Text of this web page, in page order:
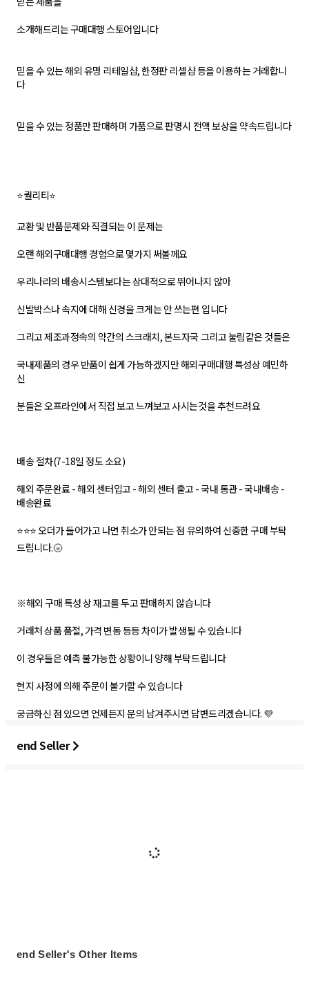
소개해드리는 구매대행 스토어입니다
믿을 수 있는 해외 유명 리테일샵, 한정판 리셀샵 등을 이용하는 거래합니
다
믿을 수 있는 정품만 판매하며 가품으로 판명시 전액 보상을 약속드립니다
⭐퀄리티⭐
교환 및 반품문제와 직결되는 이 문제는
오랜 해외구매대행 경험으로 몇가지 써볼께요
우리나라의 배송시스템보다는 상대적으로 뛰어나지 않아
신발박스나 속지에 대해 신경을 크게는 안 쓰는편 입니다
그리고 제조과정속의 약간의 스크래치, 본드자국 그리고 눌림같은 것들은
국내제품의 경우 반품이 쉽게 가능하겠지만 해외구매대행 특성상 예민하
신
분들은 오프라인에서 직접 보고 느껴보고 사시는것을 추천드려요
배송 절차(7-18일 정도 소요)
해외 주문완료 - 해외 센터입고 - 해외 센터 출고 - 국내 통관 - 국내배송 -
배송완료
⭐⭐⭐ 오더가 들어가고 나면 취소가 안되는 점 유의하여 신중한 구매 부탁
드립니다.🌝
※해외 구매 특성 상 재고를 두고 판매하지 않습니다
거래처 상품 품절, 가격 변동 등등 차이가 발생될 수 있습니다
이 경우들은 예측 불가능한 상황이니 양해 부탁드립니다
현지 사정에 의해 주문이 불가할 수 있습니다
궁금하신 점 있으면 언제든지 문의 남겨주시면 답변드리겠습니다. 💜
end Seller
end Seller's Other Items